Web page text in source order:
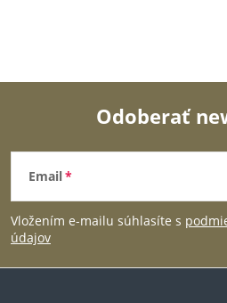
c
i
e
Z
á
p
Odoberať
Email
Vložením e-mailu súhlasíte s
údajov